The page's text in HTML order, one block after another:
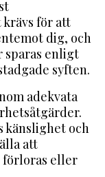
för att
dig, och
sparas enligt
syften.
adekvata
känslighet och
att
förloras eller